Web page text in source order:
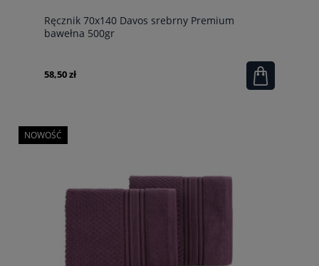
Ręcznik 70x140 Davos srebrny Premium
bawełna 500gr
58,50 zł
NOWOŚĆ